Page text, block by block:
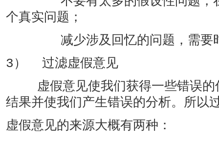
个真实问题；
减少涉及回忆的问题，需要时
3） 过滤虚假意见
虚假意见使我们获得一些错误的
结果并使我们产生错误的分析。所以
虚假意见的来源大概有两种：